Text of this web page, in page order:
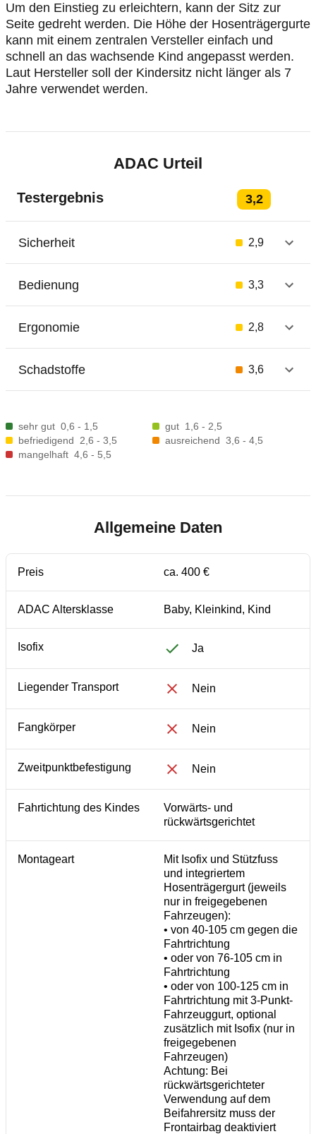
Um den Einstieg zu erleichtern, kann der Sitz zur
Seite gedreht werden. Die Höhe der Hosenträgergurte
kann mit einem zentralen Versteller einfach und
schnell an das wachsende Kind angepasst werden.
Laut Hersteller soll der Kindersitz nicht länger als 7
Jahre verwendet werden.
ADAC Urteil
Testergebnis 3,2
Sicherheit 2,9
Bedienung 3,3
Ergonomie 2,8
Schadstoffe 3,6
sehr gut 0,6 - 1,5 gut 1,6 - 2,5
befriedigend
2,6 - 3,5 ausreichend 3,6 - 4,5
mangelhaft 4,6 - 5,5
Allgemeine Daten
Preis ca. 400 €
ADAC Altersklasse Baby, Kleinkind, Kind
Isofix Ja
Liegender Transport Nein
Fangkörper Nein
Zweitpunktbefestigung Nein
Fahrtichtung des Kindes
Vorwärts- und
rückwärtsgerichtet
Montageart
Mit Isofix und Stützfuss
und integriertem
Hosenträgergurt (jeweils
nur in freigegebenen
Fahrzeugen):
• von 40-105 cm gegen die
Fahrtrichtung
• oder von 76-105 cm in
Fahrtrichtung
• oder von 100-125 cm in
Fahrtrichtung mit 3-Punkt-
Fahrzeuggurt, optional
zusätzlich mit Isofix (nur in
freigegebenen
Fahrzeugen)
Achtung: Bei
rückwärtsgerichteter
Verwendung auf dem
Beifahrersitz muss der
Frontairbag deaktiviert